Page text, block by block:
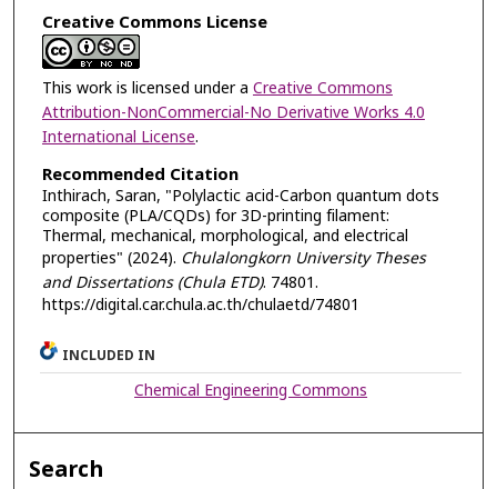
Creative Commons License
This work is licensed under a Creative Commons
Attribution-NonCommercial-No Derivative Works 4.0
International License.
Recommended Citation
Inthirach, Saran, "Polylactic acid-Carbon quantum dots
composite (PLA/CQDs) for 3D-printing filament:
Thermal, mechanical, morphological, and electrical
properties" (2024). Chulalongkorn University Theses
and Dissertations (Chula ETD). 74801.
https://digital.car.chula.ac.th/chulaetd/74801
INCLUDED IN
Chemical Engineering Commons
Search